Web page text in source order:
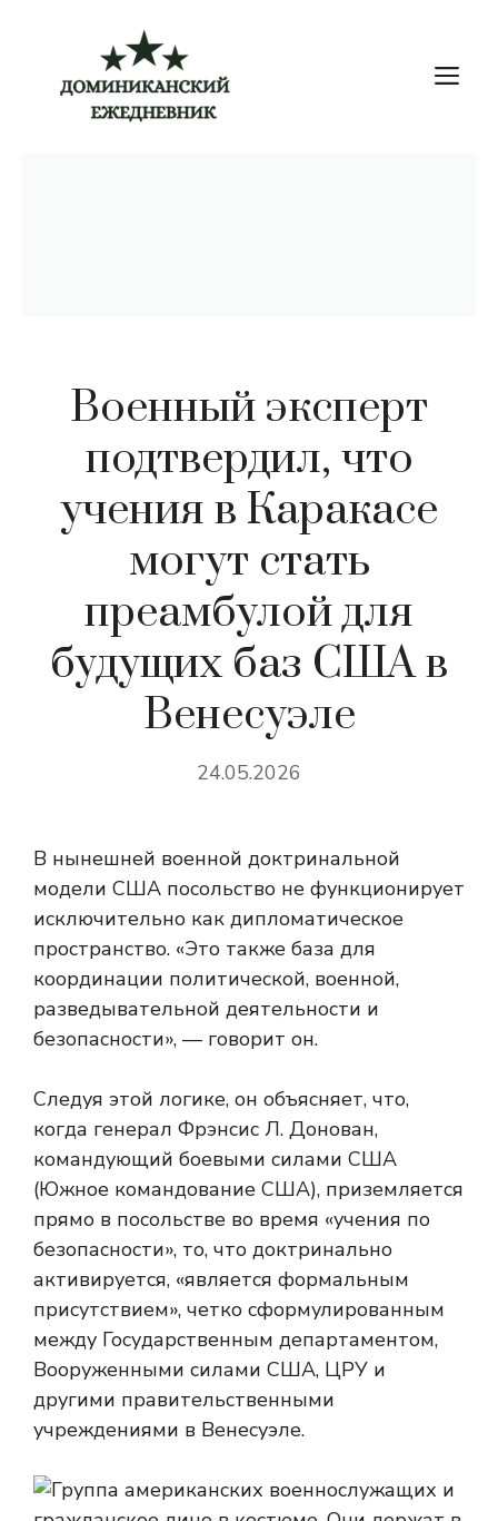
содержимому
Военный эксперт
подтвердил, что
учения в Каракасе
могут стать
преамбулой для
будущих баз США в
Венесуэле
24.05.2026
В нынешней военной доктринальной
модели США посольство не функционирует
исключительно как дипломатическое
пространство. «Это также база для
координации политической, военной,
разведывательной деятельности и
безопасности», — говорит он.
Следуя этой логике, он объясняет, что,
когда генерал Фрэнсис Л. Донован,
командующий боевыми силами США
(Южное командование США), приземляется
прямо в посольстве во время «учения по
безопасности», то, что доктринально
активируется, «является формальным
присутствием», четко сформулированным
между Государственным департаментом,
Вооруженными силами США, ЦРУ и
другими правительственными
учреждениями в Венесуэле.